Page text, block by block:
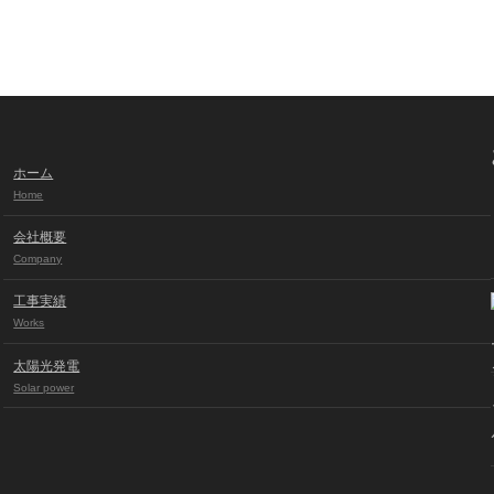
ホーム
Home
会社概要
Company
工事実績
Works
太陽光発電
Solar power